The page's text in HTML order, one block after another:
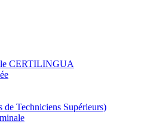
CERTILINGUA
Techniciens Supérieurs)